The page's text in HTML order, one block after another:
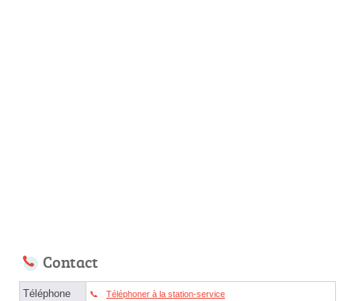
Contact
Téléphone Téléphoner à la station-service